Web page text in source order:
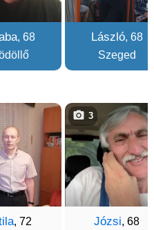
, 68
László, 68
Szeged
, 72
Józsi, 68
3